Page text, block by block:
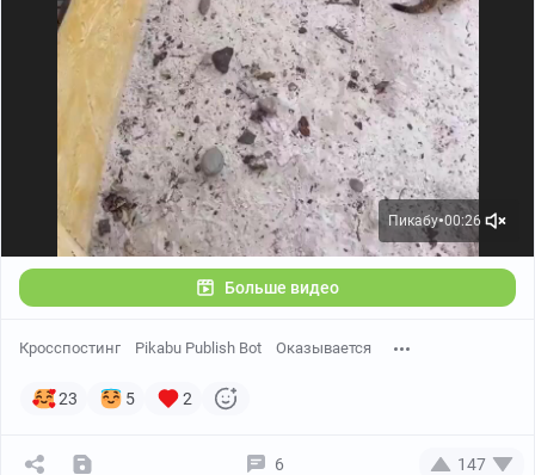
Пикабу 00:13
Пикабу●00:26
Больше видео
Кросспостинг Pikabu Publish Bot Оказывается
23 5 2
6 147